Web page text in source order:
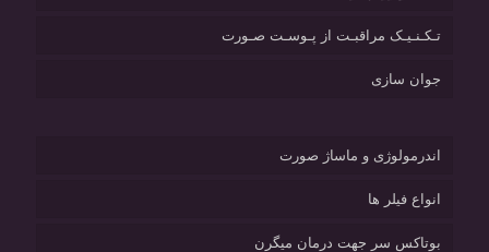
تـکـنـیـک مراقبـت از پـوسـت صـورت
جوان سازی
اندرمولوژی و ماساژ صورت
انواع فیلر ها
بوتاکس سر جهت درمان میگرن